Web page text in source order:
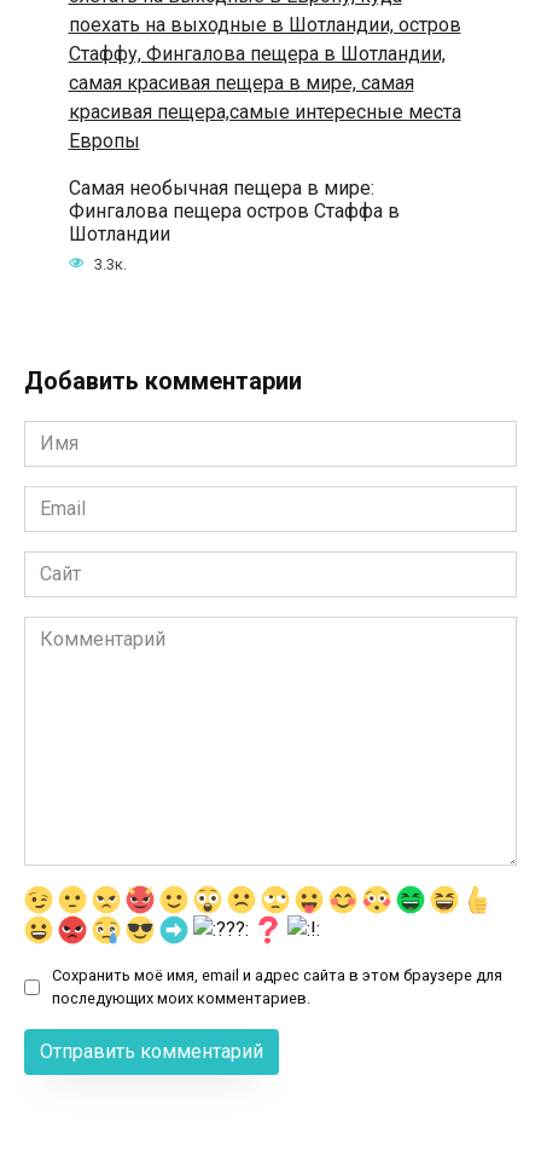
Самая необычная пещера в мире:
Фингалова пещера остров Стаффа в
Шотландии
3.3к.
Добавить комментарии
Имя
*
Email
*
Сайт
Комментарий
Сохранить моё имя, email и адрес сайта в этом браузере для
последующих моих комментариев.